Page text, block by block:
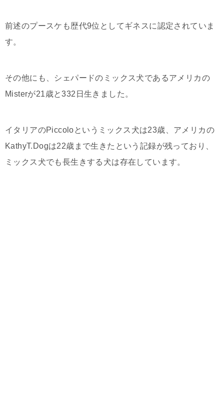
前述のプースケも歴代9位としてギネスに認定されていま
す。
その他にも、シェパードのミックス犬であるアメリカの
Misterが21歳と332日生きました。
イタリアのPiccoloというミックス犬は23歳、アメリカの
KathyT.Dogは22歳まで生きたという記録が残っており、
ミックス犬でも長生きする犬は存在しています。